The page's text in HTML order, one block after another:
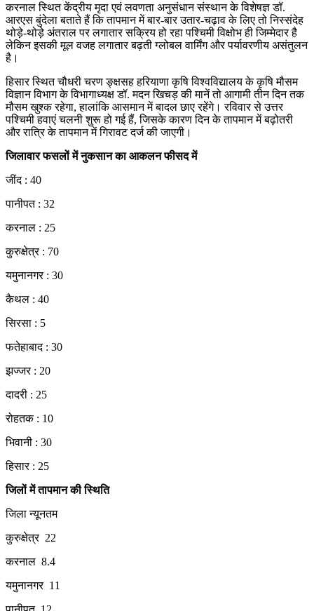
करनाल स्थित केंद्रीय मृदा एवं लवणता अनुसंधान संस्थान के विशेषज्ञ डॉ.
आरएस बुंदेला बताते हैं कि तापमान में बार-बार उतार-चढ़ाव के लिए तो निस्संदेह
थोड़े-थोड़े अंतराल पर लगातार सक्रिय हो रहा पश्चिमी विक्षोभ ही जिम्मेदार है
लेकिन इसकी मूल वजह लगातार बढ़ती ग्लोबल वार्मिंग और पर्यावरणीय असंतुलन
है।
हिसार स्थित चौधरी चरण ङ्क्षसह हरियाणा कृषि विश्वविद्यालय के कृषि मौसम
विज्ञान विभाग के विभागाध्यक्ष डॉ. मदन खिचड़ की मानें तो आगामी तीन दिन तक
मौसम खुश्क रहेगा, हालांकि आसमान में बादल छाए रहेंगे। रविवार से उत्तर
पश्चिमी हवाएं चलनी शुरू हो गई हैं, जिसके कारण दिन के तापमान में बढ़ोतरी
और रात्रि के तापमान में गिरावट दर्ज की जाएगी।
जिलावार फसलों में नुकसान का आकलन फीसद में
जींद : 40
पानीपत : 32
करनाल : 25
कुरुक्षेत्र : 70
यमुनानगर : 30
कैथल : 40
सिरसा : 5
फतेहाबाद : 30
झज्जर : 20
दादरी : 25
रोहतक : 10
भिवानी : 30
हिसार : 25
जिलों में तापमान की स्थिति
जिला न्यूनतम
कुरुक्षेत्र 22
करनाल 8.4
यमुनानगर 11